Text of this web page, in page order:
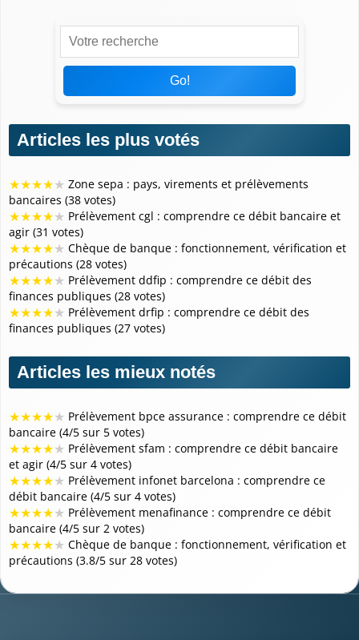
Go!
Articles les plus votés
★★★★★ Zone sepa : pays, virements et prélèvements
bancaires (38 votes)
★★★★★ Prélèvement cgl : comprendre ce débit bancaire et
agir (31 votes)
★★★★★ Chèque de banque : fonctionnement, vérification et
précautions (28 votes)
★★★★★ Prélèvement ddfip : comprendre ce débit des
finances publiques (28 votes)
★★★★★ Prélèvement drfip : comprendre ce débit des
finances publiques (27 votes)
Articles les mieux notés
★★★★★ Prélèvement bpce assurance : comprendre ce débit
bancaire (4/5 sur 5 votes)
★★★★★ Prélèvement sfam : comprendre ce débit bancaire
et agir (4/5 sur 4 votes)
★★★★★ Prélèvement infonet barcelona : comprendre ce
débit bancaire (4/5 sur 4 votes)
★★★★★ Prélèvement menafinance : comprendre ce débit
bancaire (4/5 sur 2 votes)
★★★★★ Chèque de banque : fonctionnement, vérification et
précautions (3.8/5 sur 28 votes)